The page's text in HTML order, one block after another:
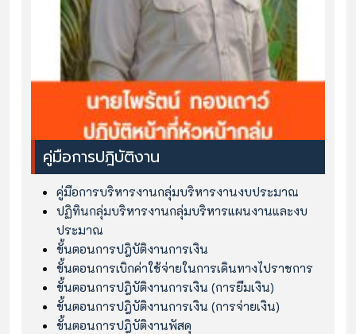
คู่มือการปฎิบัติงาน
คู่มือการบริหารงานกลุ่มบริหารงานงบประมาณ
ปฏิทินกลุ่มบริหารงานกลุ่มบริหารแผนงานและงบ
ประมาณ
ขั้นตอนการปฎิบัติงานการเงิน
ขั้นตอนการเบิกค่าใช้จ่ายในการเดินทางไปราชการ
ขั้นตอนการปฎิบัติงานการเงิน (การยืมเงิน)
ขั้นตอนการปฎิบัติงานการเงิน (การจ่ายเงิน)
ขั้นตอนการปฎิบัติงานพัสดุ